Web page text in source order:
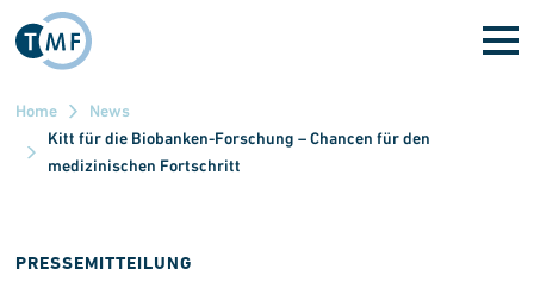
Direkt zum Inhalt
Home
News
Kitt für die Biobanken-Forschung – Chancen für den
medizinischen Fortschritt
PRESSEMITTEILUNG